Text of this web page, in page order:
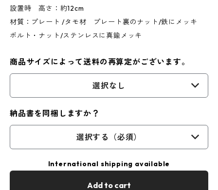
設置時 高さ：約12cm
材質：プレート /タモ材 プレート裏のナット/鉄にメッキ
ボルト・ナット/ステンレスに真鍮メッキ
商品サイズによって送料の再算定がございます。
選択なし
納品書を同梱しますか？
選択する（必須）
International shipping available
Add to cart